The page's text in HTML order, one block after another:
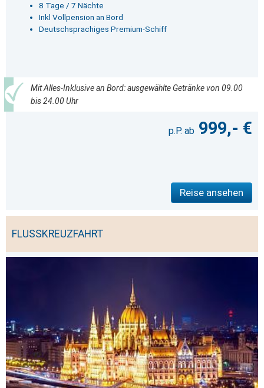
8 Tage / 7 Nächte
Inkl Vollpension an Bord
Deutschsprachiges Premium-Schiff
Mit Alles-Inklusive an Bord: ausgewählte Getränke von 09.00
bis 24.00 Uhr
999,- €
Reise ansehen
FLUSSKREUZFAHRT